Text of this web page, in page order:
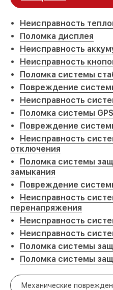
Неисправность
Поломка дисплея
Неисправность
Неисправность
Поломка системы
Повреждение
Неисправность
Поломка системы GPS
Повреждение
Неисправность
отключения
Поломка системы
замыкания
Повреждение
Неисправность
перенапряжения
Неисправность
Неисправность
Поломка системы
Поломка системы
Механические